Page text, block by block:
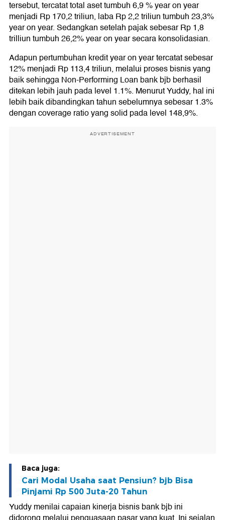
tersebut, tercatat total aset tumbuh 6,9 % year on year
menjadi Rp 170,2 triliun, laba Rp 2,2 triliun tumbuh 23,3%
year on year. Sedangkan setelah pajak sebesar Rp 1,8
trilliun tumbuh 26,2% year on year secara konsolidasian.
Adapun pertumbuhan kredit year on year tercatat sebesar
12% menjadi Rp 113,4 triliun, melalui proses bisnis yang
baik sehingga Non-Performing Loan bank bjb berhasil
ditekan lebih jauh pada level 1.1%. Menurut Yuddy, hal ini
lebih baik dibandingkan tahun sebelumnya sebesar 1.3%
dengan coverage ratio yang solid pada level 148,9%.
ADVERTISEMENT
Baca juga:
Cari Modal Usaha saat Pensiun? bjb Bisa
Pinjami Rp 500 Juta-20 Tahun
Yuddy menilai capaian kinerja bisnis bank bjb ini